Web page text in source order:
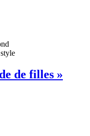
de filles »